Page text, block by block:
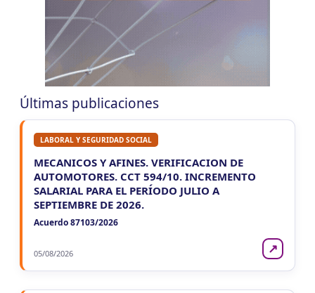
Agentes Ret. y Perc. E. Rios
CUIT 0-1-2-3-4-…
LA RIOJA
6 LA RIOJA
Agentes Percepcion La Rioja
CUIT 0-1-2-3-4-…
JUE
6 Agentes Retencion La Rioja
CUIT 0-1-2-3-4-…
NACIONAL
VIE
7 NACIONAL
Agentes SIRCAR 2a Quinc
7
CUIT 7-8-…
Últimas publicaciones
LABORAL Y SEGURIDAD SOCIAL
MECANICOS Y AFINES. VERIFICACION DE
AUTOMOTORES. CCT 594/10. INCREMENTO
SALARIAL PARA EL PERÍODO JULIO A
SEPTIEMBRE DE 2026.
Acuerdo 87103/2026
05/08/2026 ↗